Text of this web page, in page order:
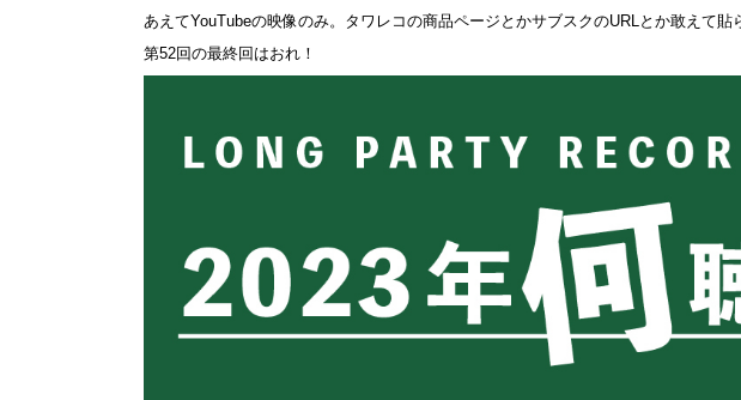
あえてYouTubeの映像のみ。タワレコの商品ページとかサブスクのURLとか敢えて
第52回の最終回はおれ！